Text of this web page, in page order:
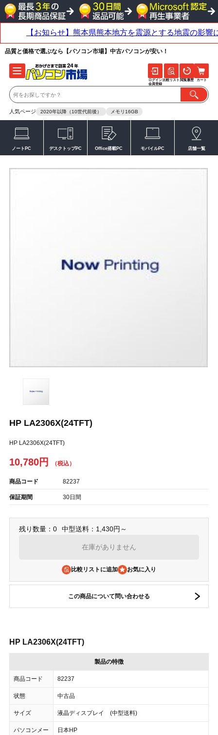
品質と価格で選ぶなら【パソコン市場】中古パソコンが安い！
人気ページ 2020年以降（10世代前後） メモリ16GB
ログイン
会員登録
比較リスト 閲覧履歴 カート
ノートPC デスクトップPC Office搭載PC モバイルPC 店舗一覧
HP LA2306X(24TFT)
HP LA2306X(24TFT)
10,780円
商品コード 82237
保証期間 30日間
残り数量：0 中型送料：1,430円～
在庫がありません
比較リストに追加
この商品について問い合わせる
HP LA2306X(24TFT)
製品の特徴
商品コード 82237
状態 中古品
サイズ 液晶ディスプレイ (中型送料)
パソコンメー
日本HP